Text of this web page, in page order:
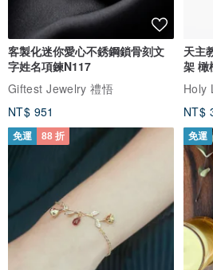
◎注意事項◎
‧ 因是全人手親自一朵一朵繪畫的~並非
能100%一模一樣的，會有少許偏差的啊
‧ 由於每台電腦顯示略有不同，相片可能
無法與提供之參考照片或圖片100%相同
客製化迷你愛心不銹鋼鎖骨刻文
字姓名項鍊N117
Giftest Jewelry 禮悟
NT$ 951
天主
架 橄
NT$
免運 88 折 免運